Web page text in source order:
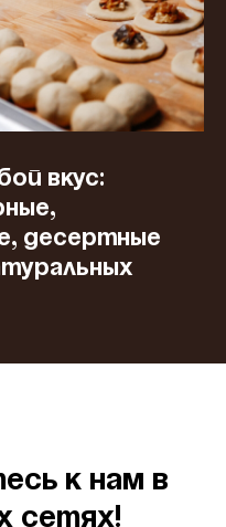
вкус:
десертные
к нам в
сетях!